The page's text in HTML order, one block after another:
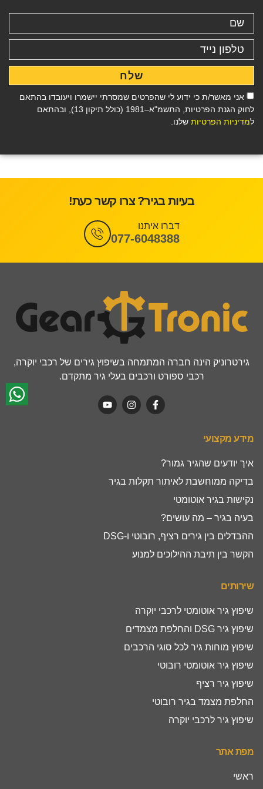
אני מאשר/ת כי ידוע לי שהפרטים שמסרתי יישמרו ויעובדו בהתאם
לחוק הגנת הפרטיות, התשמ"א–1981 (כולל תיקון 13), ובהתאם
למדיניות הפרטיות שלנו.
שלח
בעיות בגיר? צרו קשר כעת!
דברו איתנו
077-6048388
גירטרוניק הינה חברה המתמחה בשיפוץ גירים של רכבי יוקרה,
רכבי ספורט ורכבים בעלי גיר מתקדם.
מידע מקצועי
איך יודעים שהגיר גמור?
בדיקה ממוחשבת לאיתור תקלות בגיר
נקישות בגיר אוטומטי
בעיה בגיר – מה עושים?
ההבדלים בין גירים רציף, רובוטי ו-DSG
הקשר בין תיבת ההילוכים למנוע
שירותים
שיפוץ גיר אוטומטי לרכבי יוקרה
שיפוץ גיר DSG והחלפת מצמדים
שיפוץ מוחות גיר לכל סוגי הרכבים
שיפוץ גיר אוטומטי רובוטי
שיפוץ גיר רציף
החלפת מצמד בגיר רובוטי
שיפוץ גיר לרכבי יוקרה
מפת אתר
ראשי